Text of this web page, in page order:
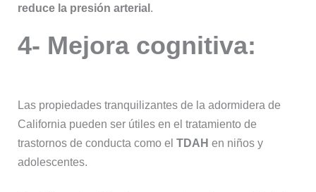
reduce la presión arterial.
4- Mejora cognitiva:
Las propiedades tranquilizantes de la adormidera de
California pueden ser útiles en el tratamiento de
trastornos de conducta como elTDAH en niños y
adolescentes.